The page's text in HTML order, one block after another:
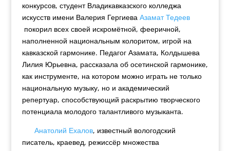
конкурсов, студент Владикавказского колледжа
искусств имени Валерия Гергиева Азамат Тедеев
покорил всех своей искромётной, фееричной,
наполненной национальным колоритом, игрой на
кавказской гармонике. Педагог Азамата, Колдышева
Лилия Юрьевна, рассказала об осетинской гармонике,
как инструменте, на котором можно играть не только
национальную музыку, но и академический
репертуар, способствующий раскрытию творческого
потенциала молодого талантливого музыканта.
Анатолий Ехалов, известный вологодский
писатель, краевед, режиссёр множества